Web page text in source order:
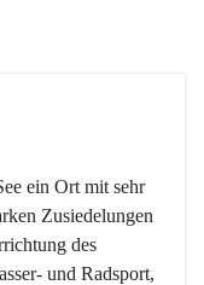
ein Ort mit sehr
Zusiedelungen
des
und Radsport,